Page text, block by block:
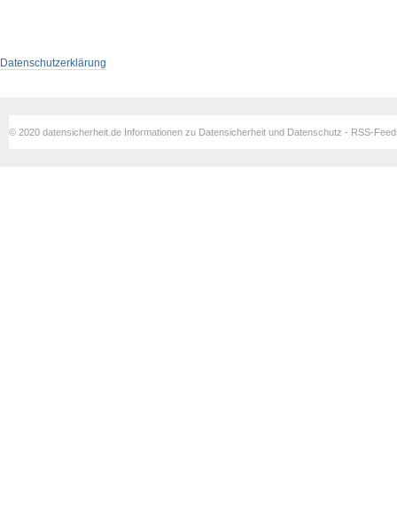
Datenschutzerklärung
© 2020 datensicherheit.de Informationen zu Datensicherheit und Datenschutz - RSS-